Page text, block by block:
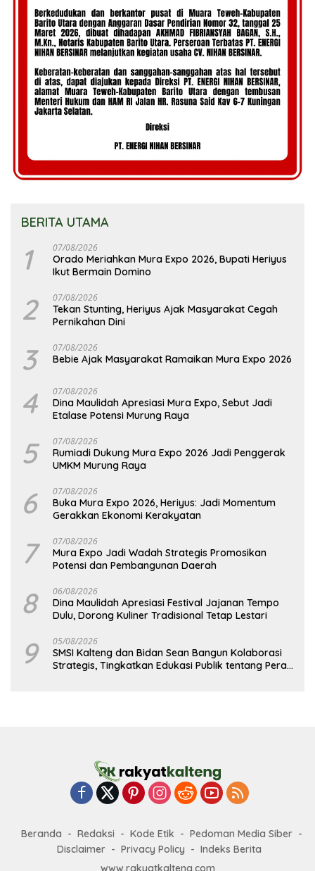
BERITA UTAMA
1 07/08/2026
Orado Meriahkan Mura Expo 2026, Bupati Heriyus
Ikut Bermain Domino
2 07/08/2026
Tekan Stunting, Heriyus Ajak Masyarakat Cegah
Pernikahan Dini
3 07/08/2026
Bebie Ajak Masyarakat Ramaikan Mura Expo 2026
4 07/08/2026
Dina Maulidah Apresiasi Mura Expo, Sebut Jadi
Etalase Potensi Murung Raya
5 07/08/2026
Rumiadi Dukung Mura Expo 2026 Jadi Penggerak
UMKM Murung Raya
6 07/08/2026
Buka Mura Expo 2026, Heriyus: Jadi Momentum
Gerakkan Ekonomi Kerakyatan
7 07/08/2026
Mura Expo Jadi Wadah Strategis Promosikan
Potensi dan Pembangunan Daerah
8 06/08/2026
Dina Maulidah Apresiasi Festival Jajanan Tempo
Dulu, Dorong Kuliner Tradisional Tetap Lestari
9 05/08/2026
SMSI Kalteng dan Bidan Sean Bangun Kolaborasi
Strategis, Tingkatkan Edukasi Publik tentang Peran
Beranda Redaksi Kode Etik
Pedoman Media Siber
Disclaimer
Privacy Policy
Indeks Berita
www.rakyatkalteng.com